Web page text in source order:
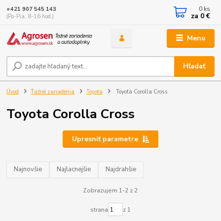
Menu
Hľadať
+421 907 545 143
(Po-Pia, 8-16 hod.)
0 ks
za 0 €
Úvod Ťažné zariadenia Toyota Toyota Corolla Cross
Toyota Corolla Cross
Upresniť parametre
Najnovšie Najlacnejšie Najdrahšie
Zobrazujem 1-2 z 2
strana z 1